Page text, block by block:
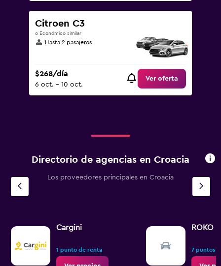
Citroen C3
o Económico similar
Hasta 2 pasajeros
$268/día
6 oct. - 10 oct.
Ver oferta
Directorio de agencias en Croacia
Los proveedores principales en Croacia
Cargini
1 punto de renta
ROKO
7 puntos